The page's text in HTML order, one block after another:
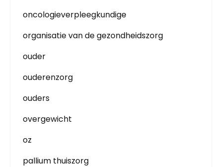
oncologieverpleegkundige
organisatie van de gezondheidszorg
ouder
ouderenzorg
ouders
overgewicht
oz
pallium thuiszorg